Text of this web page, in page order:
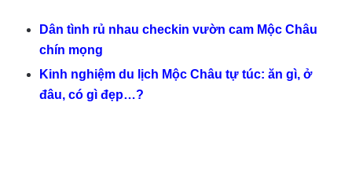
Dân tình rủ nhau checkin vườn cam Mộc Châu
chín mọng
Kinh nghiệm du lịch Mộc Châu tự túc: ăn gì, ở
đâu, có gì đẹp…?